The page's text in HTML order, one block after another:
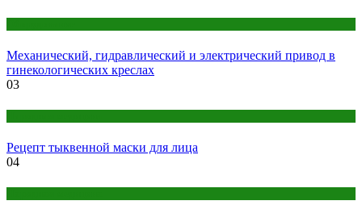
Механический, гидравлический и электрический привод в
гинекологических креслах
03
Рецепт тыквенной маски для лица
04